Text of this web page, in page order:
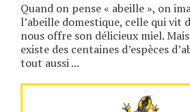
Quand on pense « abeille », on
l’abeille domestique, celle qui vit
nous offre son délicieux miel.
existe des centaines d’espèces
tout aussi ...